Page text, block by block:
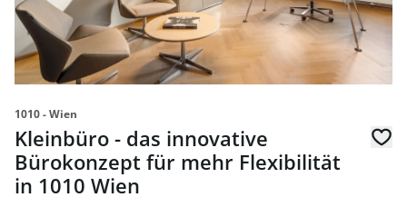
1010 - Wien
Kleinbüro - das innovative
Bürokonzept für mehr Flexibilität
in 1010 Wien